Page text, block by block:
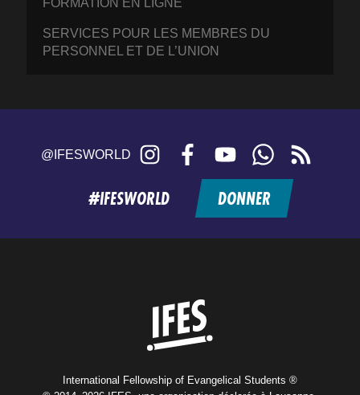
SERVICES POUR LES MEMBRES DU
PERSONNEL ET DE L’UNION
@IFESWORLD Instagram FacebookYouTubeWhatsApp
feed
#IFESWORLD DONNER
International Fellowship of Evangelical Students ®